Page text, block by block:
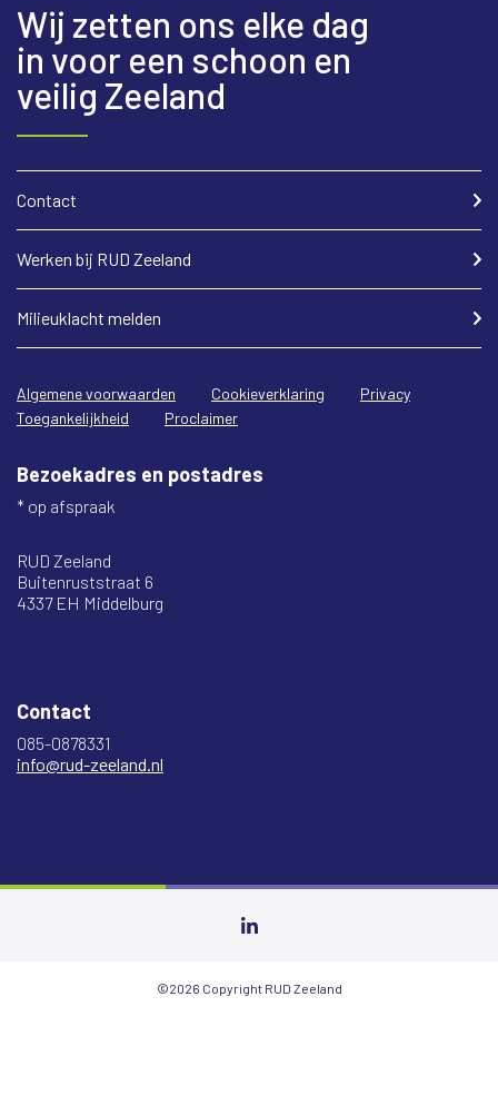
Wij zetten ons elke dag
in voor een schoon en
veilig Zeeland
Contact
Werken bij RUD Zeeland
Milieuklacht melden
Algemene voorwaarden Cookieverklaring
Privacy
Toegankelijkheid
Proclaimer
Bezoekadres en postadres
* op afspraak
RUD Zeeland
Buitenruststraat 6
4337 EH Middelburg
Contact
085-0878331
info@rud-zeeland.nl
©2026 Copyright RUD Zeeland